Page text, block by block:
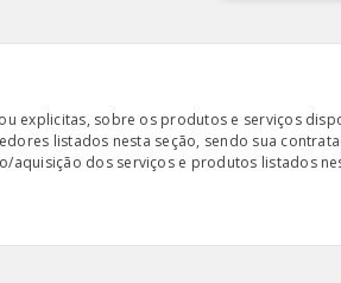
explicitas, sobre os produtos e serviços
listados nesta seção, sendo sua
dos serviços e produtos listados